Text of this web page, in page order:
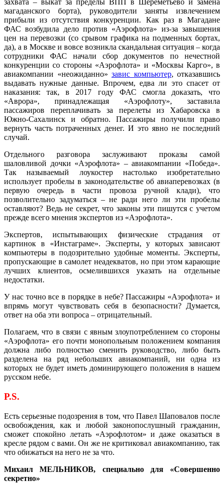
захвата – выкат за пределы ВПП в Шереметьево и замена
магаданского борта), руководители заняты извлечением
прибыли из отсутствия конкуренции. Как раз в Магадане
ФАС возбудила дело против «Аэрофлота» из-за завышения
цен на перевозки (со срывом графика на подменных бортах,
да), а в Москве и вовсе возникла скандальная ситуация – когда
сотрудники ФАС начали сбор документов по нечестной
конкуренции со стороны «Аэрофлота» и «Москвы Карго», в
авиакомпании «неожиданно» завис компьютер, отказавшись
выдавать нужные данные. Впрочем, едва ли это спасет от
наказания: так, в 2017 году ФАС смогла доказать, что
«Аврора», принадлежащая «Аэрофлоту», заставила
пассажиров переплачивать за перелеты из Хабаровска в
Южно-Сахалинск и обратно. Пассажиры получили право
вернуть часть потраченных денег. И это явно не последний
случай.
Отдельного разговора заслуживают проказы самой
шаловливой дочки «Аэрофлота» – авиакомпании «Победа».
Так называемый лоукостер настолько изобретательно
использует пробелы в законодательстве об авиаперевозках (в
первую очередь в части провоза ручной клади), что
позволительно задуматься – не ради него ли эти пробелы
оставляют? Ведь не секрет, что законы эти пишутся с учетом
прежде всего мнения экспертов из «Аэрофлота».
Экспертов, испытывающих физические страдания от
картинок в «Инстаграме». Эксперты, у которых зависают
компьютеры в подозрительно удобные моменты. Эксперты,
пропускающие в самолет неадекватов, но при этом карающие
лучших клиентов, осмелившихся указать на отдельные
недостатки.
У нас точно все в порядке в небе? Пассажиры «Аэрофлота» и
впрямь могут чувствовать себя в безопасности? Думается,
ответ на оба эти вопроса – отрицательный.
Полагаем, что в связи с явным злоупотреблением со стороны
«Аэрофлота» его почти монопольным положением компания
должна либо полностью сменить руководство, либо быть
разделена на ряд небольших авиакомпаний, ни одна из
которых не будет иметь доминирующего положения в нашем
русском небе.
P.S.
Есть серьезные подозрения в том, что Павел Шаповалов после
освобождения, как и любой законопослушный гражданин,
сможет спокойно летать «Аэрофлотом» и даже оказаться в
кресле рядом с вами. Он же не критиковал авиакомпанию, так
что обижаться на него не за что.
Михаил МЕЛЬНИКОВ, специально для «Совершенно
секретно»